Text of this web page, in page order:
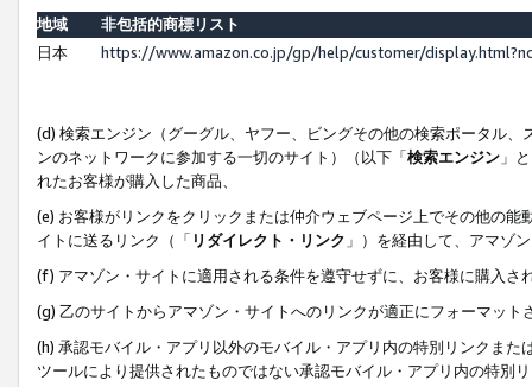
地域
非包括的商標リスト
日本
https://www.amazon.co.jp/gp/help/customer/
(d) 検索エンジン（グーグル、ヤフー、ビングその他の検索ポータル
ンのネットワークに参加する一切のサイト）（以下「検索エンジン 」
れたお客様が購入した商品、
(e) お客様がリンクをクリックまたは仲介ウェブページ上でその他の
イトに送るリンク（「 リダイレクト・リンク 」）を経由して、アマゾ
(f) アマゾン・サイトに適用される条件を遵守せずに、お客様に購入さ
(g) 乙のサイトからアマゾン・サイトへのリンクが適正にフォーマッ
(h) 承認モバイル・アプリ以外のモバイル・アプリ内の特別リンクま
ツールにより提供されたものではない承認モバイル・アプリ内の特別